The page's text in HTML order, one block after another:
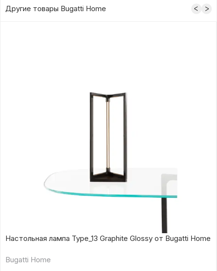
Другие товары Bugatti Home
Настольная лампа Type_13 Graphite Glossy от Bugatti Home
Bugatti Home